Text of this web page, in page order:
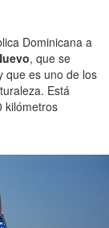
Dominicana a
, que se
que es uno de los
Está
kilómetros